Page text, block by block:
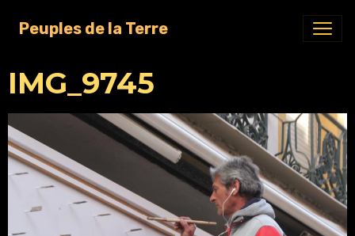
Peuples de la Terre
IMG_9745